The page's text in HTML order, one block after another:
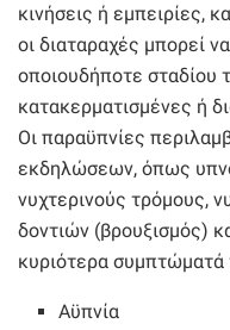
κινήσεις ή εμπειρίες,
οι διαταραχές μπορεί
οποιουδήποτε σταδίου
κατακερματισμένες ή
Οι παραϋπνίες
εκδηλώσεων, όπως
νυχτερινούς τρόμους,
δοντιών (βρουξισμός)
κυριότερα συμπτώματά
Αϋπνία